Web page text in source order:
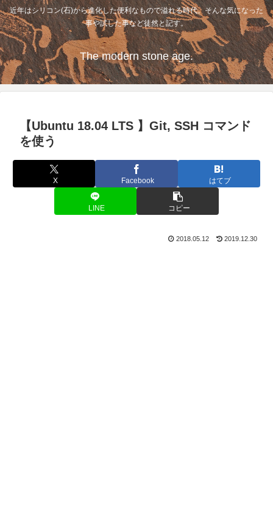
近年はシリコン(石)から進化した便利なもので溢れる時代。そんな気になった
事や試した事など徒然と記す。
The modern stone age.
【Ubuntu 18.04 LTS 】Git, SSH コマンド
を使う
X Facebook はてブ
LINE コピー
2018.05.12 2019.12.30